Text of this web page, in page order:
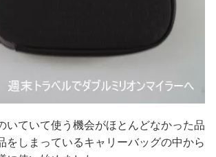
いていて使う機会がほとんどなかった品
をしまっているキャリーバッグの中から